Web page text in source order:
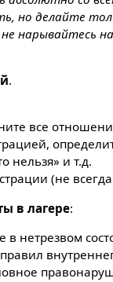
но делайте
нарывайтесь
.
все
нельзя» и т.д.
(не
в лагере:
в нетрезвом